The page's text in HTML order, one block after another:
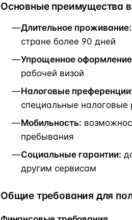
Основные преимущества
Длительное проживание:
стране более 90 дней
Упрощенное
рабочей визой
Налоговые
специальные
Мобильность:
пребывания
Социальные гарантии:
другим сервисам
Общие требования для